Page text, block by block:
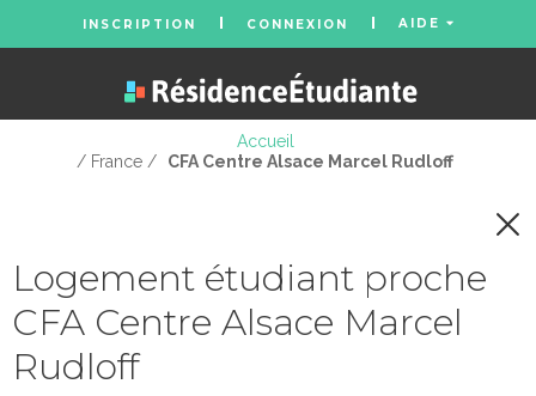
INSCRIPTION CONNEXION AIDE
Accueil
/ France /
CFA Centre Alsace Marcel Rudloff
Logement étudiant proche
CFA Centre Alsace Marcel
Rudloff